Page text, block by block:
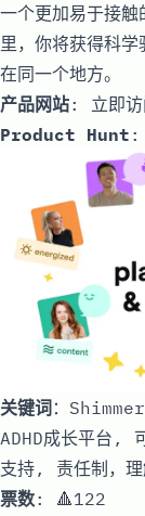
一个更加易于接触
里，你将获得科
在同一个地方。
产品网站: 立即
Product Hunt :
关键词：
ADHD成长平台,
支持, 责任制，理
票数: 🔺122